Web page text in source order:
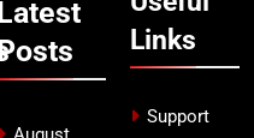
निर्माण सुनिश्चित करने के
मानकों से कोई समझौता
Links
Support